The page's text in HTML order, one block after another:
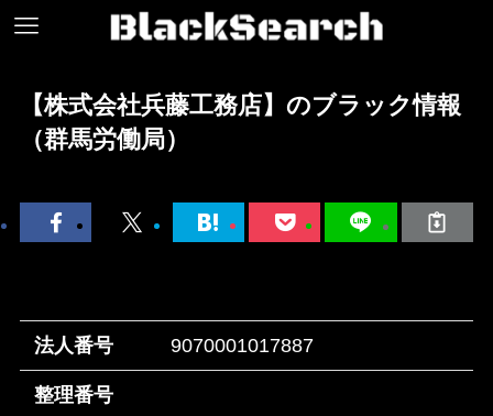
【株式会社兵藤工務店】のブラック情報
（群馬労働局）
法人番号 9070001017887
整理番号